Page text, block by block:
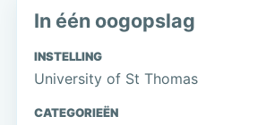
In één oogopslag
INSTELLING
University of St Thomas
CATEGORIEËN